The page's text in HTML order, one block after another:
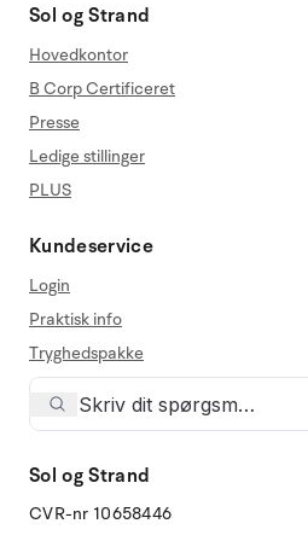
Sol og Strand
Hovedkontor
B Corp Certificeret
Presse
Ledige stillinger
PLUS
Kundeservice
Login
Praktisk info
Tryghedspakke
Sol og Strand
CVR-nr 10658446